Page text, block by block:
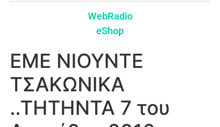
WebRadio
eShop
ΕΜΕ ΝΙΟΥΝΤΕ
ΤΣΑΚΩΝΙΚΑ
..ΤΗΤΗΝΤΑ 7 του